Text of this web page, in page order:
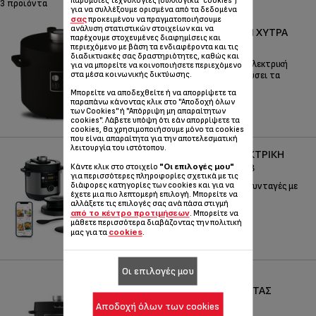
3 προϊόντα
TURBO CUISINE ΗΛΕΚΤΡΙΚΉ ΧΎΤΡΑ
ΤΑΧΎΤΗΤΑΣ CY7548
Υγιεινά, εύκολα και γρήγορα: Η ηλεκτρική
χύτρα ταχύτητας που θα σας λύσει τα
χέρια!
Κωδικός :CY754830
TURBO CUISINE & FRY ΗΛΕΚΤΡΙΚΉ
ΧΎΤΡΑ ΤΑΧΎΤΗΤΑΣ CE7788
Χιλιάδες νόστιμες & τραγανές συνταγές με
υγιεινό τρόπο και με μια κίνηση!
Κωδικός :CE778810
MOULINEX TURBO CUISINE
ΗΛΕΚΤΡΙΚΉ ΧΎΤΡΑ ΤΑΧΎΤΗΤΑΣ
CE7548
για να συλλέξουμε ορισμένα από τα δεδομένα
σαςπροκειμένου να πραγματοποιήσουμε
ανάλυση στατιστικών στοιχείων και να
παρέχουμε στοχευμένες διαφημίσεις και
περιεχόμενο με βάση τα ενδιαφέροντα και τις
διαδικτυακές σας δραστηριότητες, καθώς και
για να μπορείτε να κοινοποιήσετε περιεχόμενο
στα μέσα κοινωνικής δικτύωσης.
Μπορείτε να αποδεχθείτε ή να απορρίψετε τα
παραπάνω κάνοντας κλικ στο "Αποδοχή όλων
των Cookies" ή "Απόρριψη μη απαραίτητων
cookies". Λάβετε υπόψη ότι εάν απορρίψετε τα
cookies, θα χρησιμοποιήσουμε μόνο τα cookies
που είναι απαραίτητα για την αποτελεσματική
λειτουργία του ιστότοπου.
Κάντε κλικ στο στοιχείο "Οι επιλογές μου"
για περισσότερες πληροφορίες σχετικά με τις
διάφορες κατηγορίες των cookies και για να
έχετε μια πιο λεπτομερή επιλογή. Μπορείτε να
αλλάξετε τις επιλογές σας ανά πάσα στιγμή
από το κέντρο προτιμήσεων. Μπορείτε να
μάθετε περισσότερα διαβάζοντας την πολιτική
μας για τα cookies.
Οι επιλογές μου
Αποδοχή όλων των cookies